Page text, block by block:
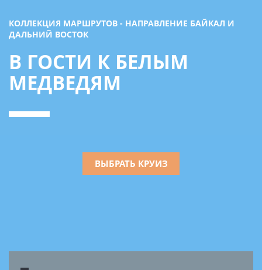
КОЛЛЕКЦИЯ МАРШРУТОВ - НАПРАВЛЕНИЕ БАЙКАЛ И
ДАЛЬНИЙ ВОСТОК
В ГОСТИ К БЕЛЫМ
МЕДВЕДЯМ
ВЫБРАТЬ КРУИЗ